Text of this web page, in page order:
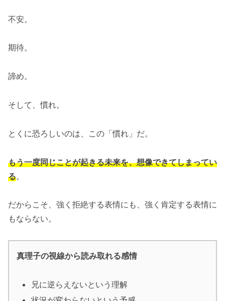
不安。
期待。
諦め。
そして、慣れ。
とくに恐ろしいのは、この「慣れ」だ。
もう一度同じことが起きる未来を、想像できてしまってい
る。
だからこそ、強く拒絶する表情にも、強く肯定する表情に
もならない。
真理子の視線から読み取れる感情
兄に逆らえないという理解